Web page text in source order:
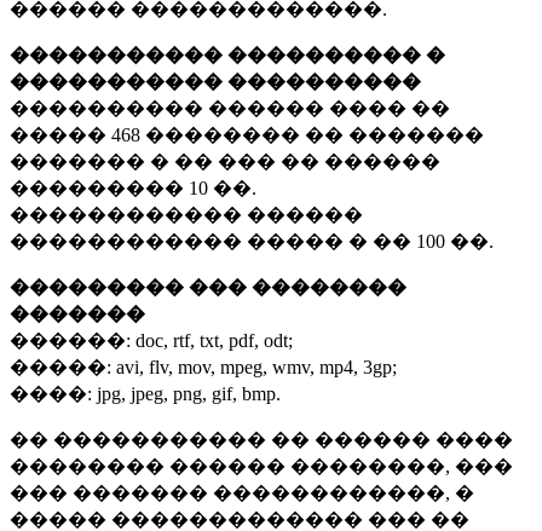
������ �������������.
����������� ���������� �
����������� ����������
���������� ������ ���� ��
����� 468 �������� �� �������
������� � �� ��� �� ������
��������� 10 ��.
������������ ������
������������ ����� � �� 100 ��.
��������� ��� ��������
�������
������: doc, rtf, txt, pdf, odt;
�����: avi, flv, mov, mpeg, wmv, mp4, 3gp;
����: jpg, jpeg, png, gif, bmp.
�� ����������� �� ������ ����
�������� ������ ��������, ���
��� ������� ������������, �
����� ������������� ��� ��